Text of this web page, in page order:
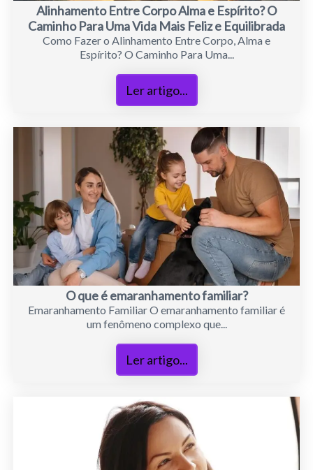
Alinhamento Entre Corpo Alma e Espírito? O
Caminho Para Uma Vida Mais Feliz e Equilibrada
Como Fazer o Alinhamento Entre Corpo, Alma e
Espírito? O Caminho Para Uma...
Ler artigo...
O que é emaranhamento familiar?
Emaranhamento Familiar O emaranhamento familiar é
um fenômeno complexo que...
Ler artigo...